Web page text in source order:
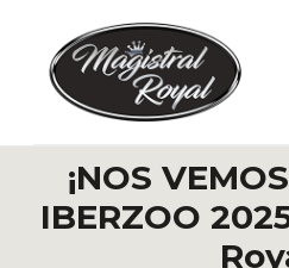
¡NOS
IBERZOO